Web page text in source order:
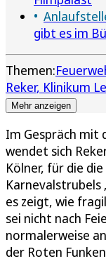
gibt es im
Themen:
Reker Klinikum
Mehr anzeigen
Im Gespräch mit
wendet sich
Kölner, für die
Karnevalstrubels
es zeigt, wie
sei nicht nach
normalerweise
der Roten